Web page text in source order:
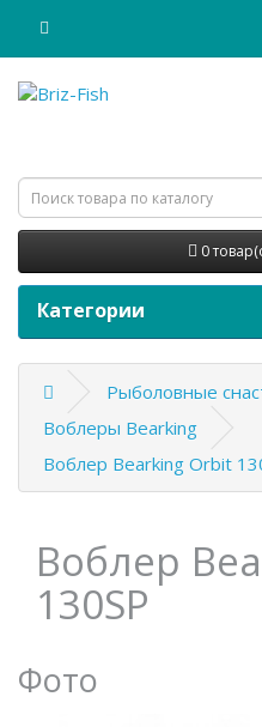
0
Категории
Рыболовные
Воблеры Bearking
Воблер Bearking Orbit
Воблер
130SP
Фото